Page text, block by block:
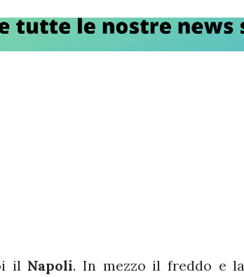
il Napoli. In mezzo il freddo e